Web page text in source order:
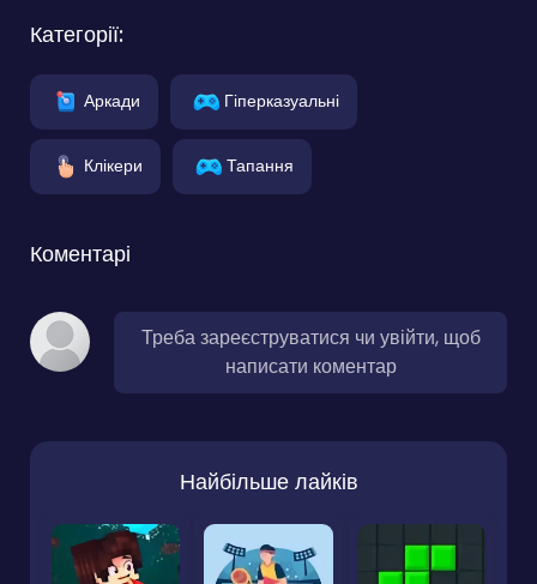
Категорії:
Аркади Гіперказуальні
Клікери Тапання
Коментарі
Треба зареєструватися чи увійти, щоб
написати коментар
Найбільше лайків